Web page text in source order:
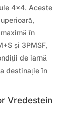
4×4. Aceste
în
și 3PMSF,
de iarnă
destinație în
Vredestein